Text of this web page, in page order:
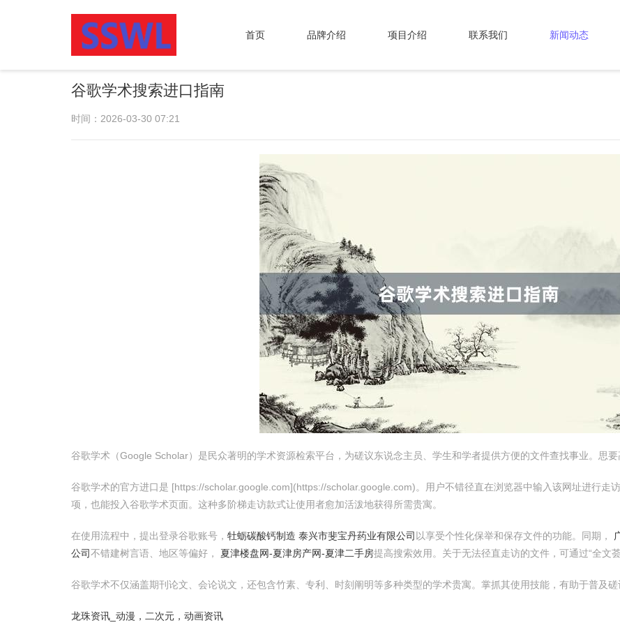
首页 品牌介绍 项目介绍 联系我们 新闻动态
谷歌学术搜索进口指南
时间：2026-03-30 07:21
谷歌学术（Google Scholar）是民众著明的学术资源检索平台，为磋议东说念主员、学生和学者提供方便的文件查找事业。思
谷歌学术的官方进口是 [https://scholar.google.com](https://scholar.google.com)。用户不错径直在浏览器中输入该网址进行走
项，也能投入谷歌学术页面。这种多阶梯走访款式让使用者愈加活泼地获得所需贵寓。
在使用流程中，提出登录谷歌账号， 牡蛎碳酸钙制造 泰兴市斐宝丹药业有限公司 以享受个性化保举和保存文件的功能。同期，
公司不错建树言语、地区等偏好， 夏津楼盘网-夏津房产网-夏津二手房提高搜索效用。关于无法径直走访的文件，可通过“全文
谷歌学术不仅涵盖期刊论文、会论说文，还包含竹素、专利、时刻阐明等多种类型的学术贵寓。掌抓其使用技能，有助于普及磋
龙珠资讯_动漫，二次元，动画资讯